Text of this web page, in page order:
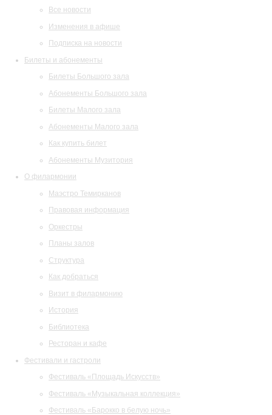
Все новости
Изменения в афише
Подписка на новости
Билеты и абонементы
Билеты Большого зала
Абонементы Большого зала
Билеты Малого зала
Абонементы Малого зала
Как купить билет
Абонементы Музитория
О филармонии
Маэстро Темирканов
Правовая информация
Оркестры
Планы залов
Структура
Как добраться
Визит в филармонию
История
Библиотека
Ресторан и кафе
Фестивали и гастроли
Фестиваль «Площадь Искусств»
Фестиваль «Музыкальная коллекция»
Фестиваль «Барокко в белую ночь»